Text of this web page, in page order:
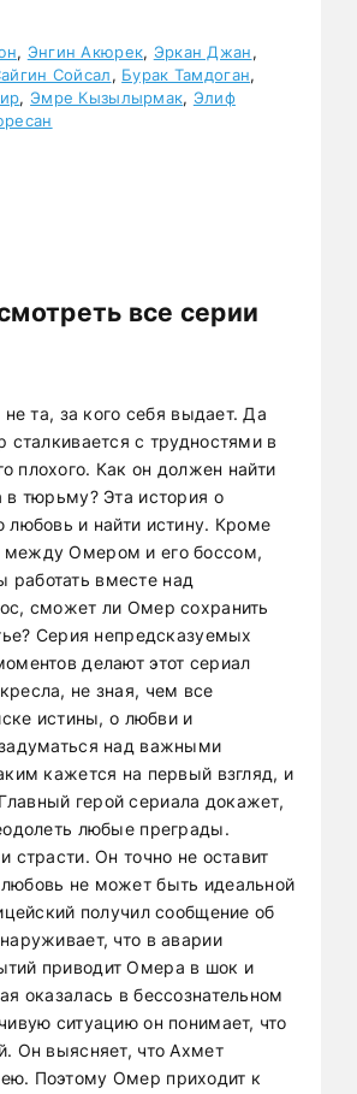
, Энгин Акюрек, Эркан Джан,
Сойсал, Бурак Тамдоган,
,Эмре Кызылырмак, Элиф
все серии
та, за кого себя выдает. Да
с трудностями в
плохого. Как он должен найти
в тюрьму? Эта история о
любовь и найти истину. Кроме
между Омером и его боссом,
вместе над
сможет ли Омер сохранить
Серия непредсказуемых
делают этот сериал
не зная, чем все
истины, о любви и
над важными
кажется на первый взгляд, и
герой сериала докажет,
любые преграды.
страсти. Он точно не оставит
не может быть идеальной
получил сообщение об
что в аварии
приводит Омера в шок и
оказалась в бессознательном
ситуацию он понимает, что
Он выясняет, что Ахмет
Поэтому Омер приходит к